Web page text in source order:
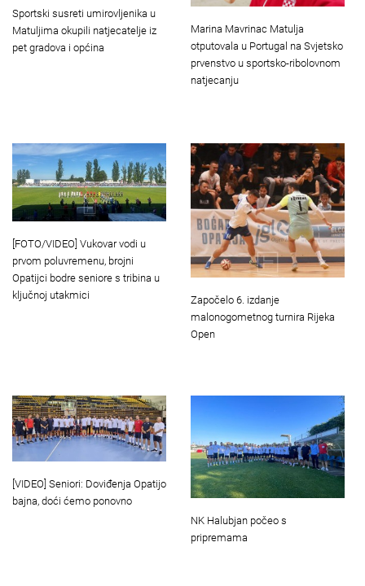
Sportski susreti umirovljenika u
Matuljima okupili natjecatelje iz
pet gradova i općina
Marina Mavrinac Matulja
otputovala u Portugal na Svjetsko
prvenstvo u sportsko-ribolovnom
natjecanju
[FOTO/VIDEO] Vukovar vodi u
prvom poluvremenu, brojni
Opatijci bodre seniore s tribina u
ključnoj utakmici
Započelo 6. izdanje
malonogometnog turnira Rijeka
Open
[VIDEO] Seniori: Doviđenja Opatijo
bajna, doći ćemo ponovno
NK Halubjan počeo s
pripremama